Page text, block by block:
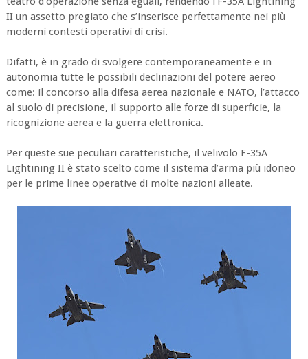
II un assetto pregiato che s’inserisce perfettamente nei più
moderni contesti operativi di crisi.
Difatti, è in grado di svolgere contemporaneamente e in
autonomia tutte le possibili declinazioni del potere aereo
come: il concorso alla difesa aerea nazionale e NATO, l’attacco
al suolo di precisione, il supporto alle forze di superficie, la
ricognizione aerea e la guerra elettronica.
Per queste sue peculiari caratteristiche, il velivolo F-35A
Lightining II è stato scelto come il sistema d’arma più idoneo
per le prime linee operative di molte nazioni alleate.